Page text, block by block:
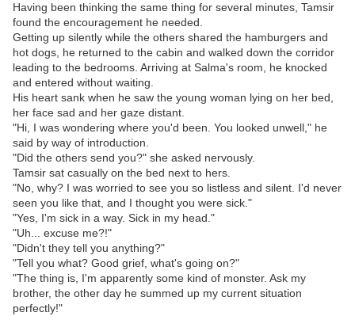
Having been thinking the same thing for several minutes, Tamsir
found the encouragement he needed.
Getting up silently while the others shared the hamburgers and
hot dogs, he returned to the cabin and walked down the corridor
leading to the bedrooms. Arriving at Salma's room, he knocked
and entered without waiting.
His heart sank when he saw the young woman lying on her bed,
her face sad and her gaze distant.
"Hi, I was wondering where you'd been. You looked unwell," he
said by way of introduction.
"Did the others send you?" she asked nervously.
Tamsir sat casually on the bed next to hers.
"No, why? I was worried to see you so listless and silent. I'd never
seen you like that, and I thought you were sick."
"Yes, I'm sick in a way. Sick in my head."
"Uh... excuse me?!"
"Didn't they tell you anything?"
"Tell you what? Good grief, what's going on?"
"The thing is, I'm apparently some kind of monster. Ask my
brother, the other day he summed up my current situation
perfectly!"